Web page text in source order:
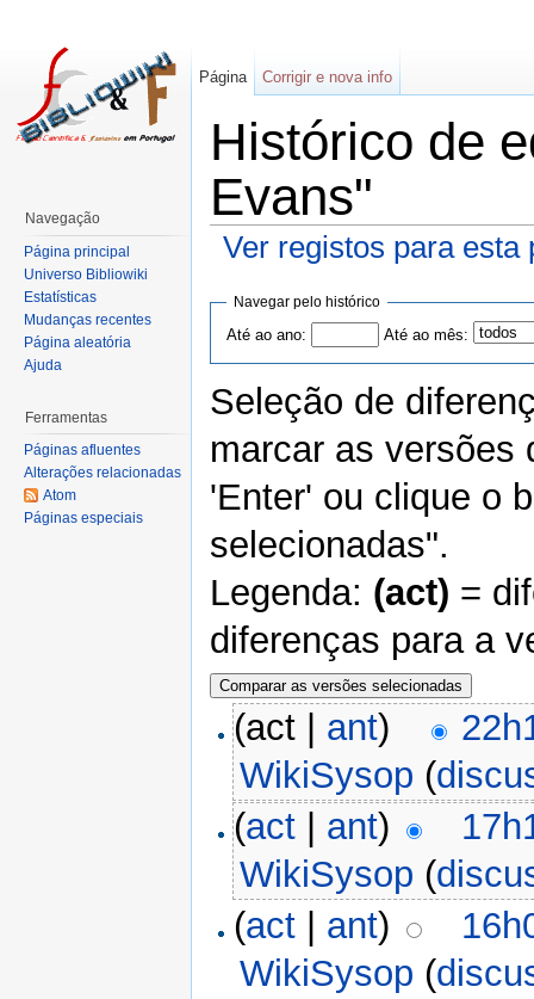
Histórico de
Evans"
Ver registos para esta
Navegar pelo histórico
Até ao ano: Até ao mês:
Seleção de
marcar as versões
'Enter' ou clique o
selecionadas".
Legenda: (act) =
diferenças para a
(act | ant)
WikiSysop (
(act ant)
WikiSysop (
(act ant)
WikiSysop (
Página Corrigir e nova info
Navegação
Página principal
Universo Bibliowiki
Estatísticas
Mudanças recentes
Página aleatória
Ajuda
Ferramentas
Páginas afluentes
Alterações relacionadas
Atom
Páginas especiais